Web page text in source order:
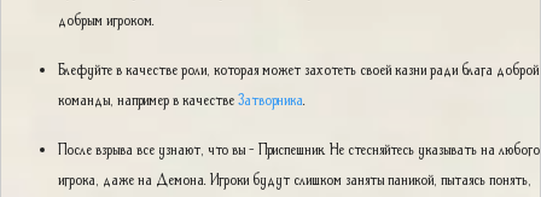
добрым игроком.
Блефуйте в качестве роли, которая может захотеть своей казни ради блага доброй
команды, например в качествеЗатворника
После взрыва все узнают, что вы - Приспешник. Не стесняйтесь указывать на любого
игрока, даже на Демона. Игроки будут слишком заняты паникой, пытаясь понять,